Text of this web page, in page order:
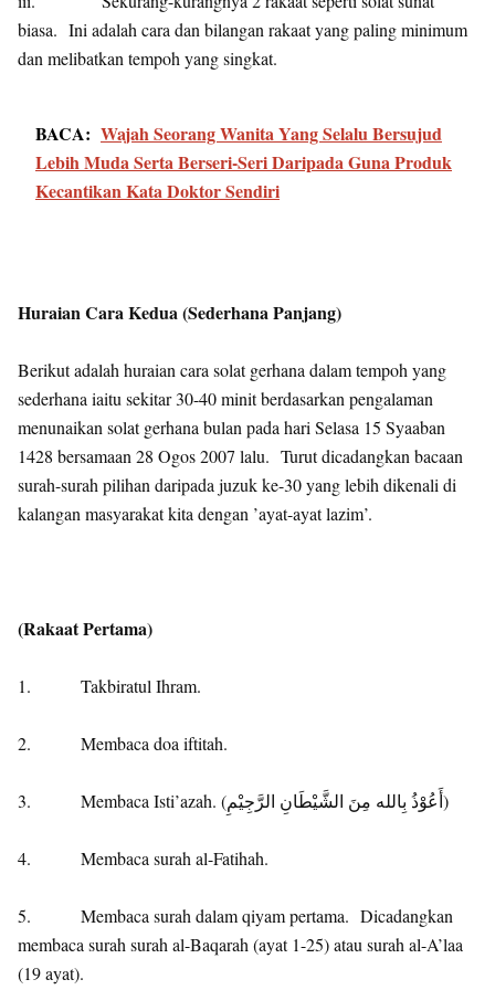
biasa. Ini adalah cara dan bilangan rakaat yang paling minimum
dan melibatkan tempoh yang singkat.
BACA: Wajah Seorang Wanita Yang Selalu Bersujud
Lebih Muda Serta Berseri-Seri Daripada Guna Produk
Kecantikan Kata Doktor Sendiri
Huraian Cara Kedua (Sederhana Panjang)
Berikut adalah huraian cara solat gerhana dalam tempoh yang
sederhana iaitu sekitar 30-40 minit berdasarkan pengalaman
menunaikan solat gerhana bulan pada hari Selasa 15 Syaaban
1428 bersamaan 28 Ogos 2007 lalu. Turut dicadangkan bacaan
surah-surah pilihan daripada juzuk ke-30 yang lebih dikenali di
kalangan masyarakat kita dengan ’ayat-ayat lazim’.
(Rakaat Pertama)
1. Takbiratul Ihram.
2. Membaca doa iftitah.
3. Membaca Isti’azah. (أَعُوْذُ بِالله مِنَ الشَّيْطَانِ الرَّجِيْمِ)
4. Membaca surah al-Fatihah.
5. Membaca surah dalam qiyam pertama. Dicadangkan
membaca surah surah al-Baqarah (ayat 1-25) atau surah al-A’laa
(19 ayat).